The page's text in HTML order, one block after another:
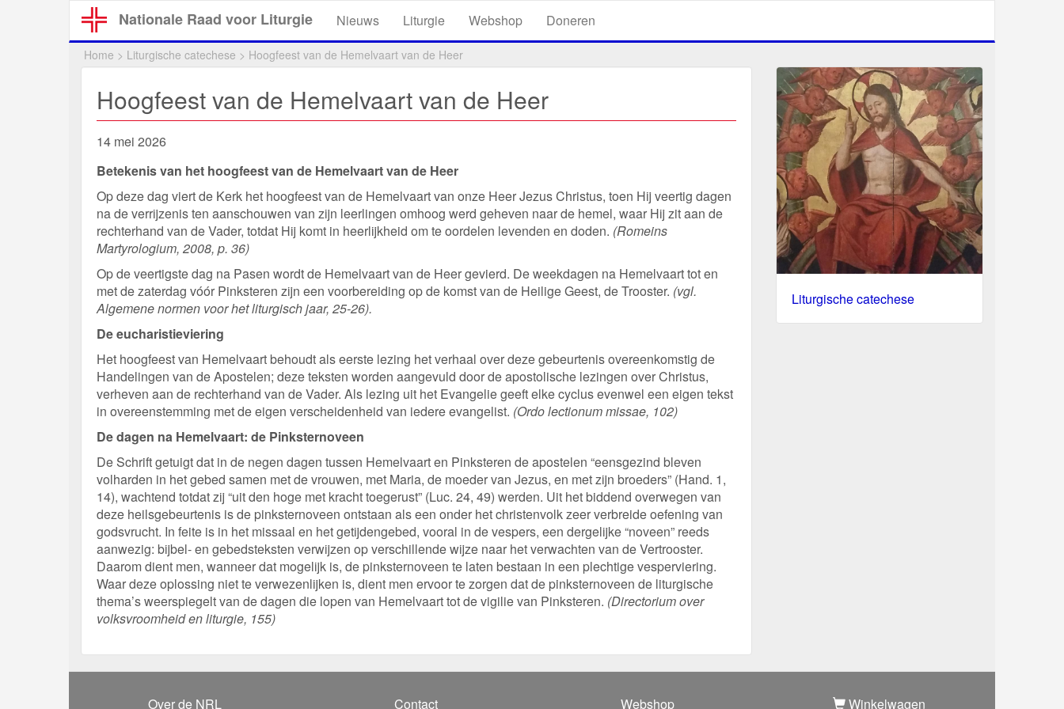
Nationale Raad voor Liturgie Nieuws Liturgie Webshop Doneren
Home > Liturgische catechese > Hoogfeest van de Hemelvaart van de Heer
Hoogfeest van de Hemelvaart van de Heer
14 mei 2026
Betekenis van het hoogfeest van de Hemelvaart van de Heer
Op deze dag viert de Kerk het hoogfeest van de Hemelvaart van onze Heer Jezus Christus, toen Hij veertig dagen
na de verrijzenis ten aanschouwen van zijn leerlingen omhoog werd geheven naar de hemel, waar Hij zit aan de
rechterhand van de Vader, totdat Hij komt in heerlijkheid om te oordelen levenden en doden. (Romeins
Martyrologium, 2008, p. 36)
Op de veertigste dag na Pasen wordt de Hemelvaart van de Heer gevierd. De weekdagen na Hemelvaart tot en
met de zaterdag vóór Pinksteren zijn een voorbereiding op de komst van de Heilige Geest, de Trooster. (vgl.
Algemene normen voor het liturgisch jaar, 25-26).
De eucharistieviering
Het hoogfeest van Hemelvaart behoudt als eerste lezing het verhaal over deze gebeurtenis overeenkomstig de
Handelingen van de Apostelen; deze teksten worden aangevuld door de apostolische lezingen over Christus,
verheven aan de rechterhand van de Vader. Als lezing uit het Evangelie geeft elke cyclus evenwel een eigen tekst
in overeenstemming met de eigen verscheidenheid van iedere evangelist. (Ordo lectionum missae, 102)
De dagen na Hemelvaart: de Pinksternoveen
De Schrift getuigt dat in de negen dagen tussen Hemelvaart en Pinksteren de apostelen “eensgezind bleven
volharden in het gebed samen met de vrouwen, met Maria, de moeder van Jezus, en met zijn broeders” (Hand. 1,
14), wachtend totdat zij “uit den hoge met kracht toegerust” (Luc. 24, 49) werden. Uit het biddend overwegen van
deze heilsgebeurtenis is de pinksternoveen ontstaan als een onder het christenvolk zeer verbreide oefening van
godsvrucht. In feite is in het missaal en het getijdengebed, vooral in de vespers, een dergelijke “noveen” reeds
aanwezig: bijbel- en gebedsteksten verwijzen op verschillende wijze naar het verwachten van de Vertrooster.
Daarom dient men, wanneer dat mogelijk is, de pinksternoveen te laten bestaan in een plechtige vesperviering.
Waar deze oplossing niet te verwezenlijken is, dient men ervoor te zorgen dat de pinksternoveen de liturgische
thema’s weerspiegelt van de dagen die lopen van Hemelvaart tot de vigilie van Pinksteren. (Directorium over
volksvroomheid en liturgie, 155)
Liturgische catechese
Over de NRL Contact Webshop Winkelwagen